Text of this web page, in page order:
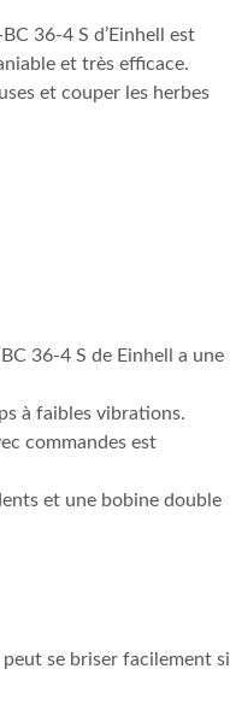
36-4 S d’Einhell est
et très efficace.
et couper les herbes
36-4 S de Einhell a une
à faibles vibrations.
commandes est
et une bobine double
se briser facilement si